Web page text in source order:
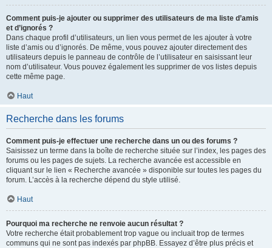
Comment puis-je ajouter ou supprimer des utilisateurs de ma liste d’amis
et d’ignorés ?
Dans chaque profil d’utilisateurs, un lien vous permet de les ajouter à votre
liste d’amis ou d’ignorés. De même, vous pouvez ajouter directement des
utilisateurs depuis le panneau de contrôle de l’utilisateur en saisissant leur
nom d’utilisateur. Vous pouvez également les supprimer de vos listes depuis
cette même page.
Haut
Recherche dans les forums
Comment puis-je effectuer une recherche dans un ou des forums ?
Saisissez un terme dans la boîte de recherche située sur l’index, les pages des
forums ou les pages de sujets. La recherche avancée est accessible en
cliquant sur le lien « Recherche avancée » disponible sur toutes les pages du
forum. L’accès à la recherche dépend du style utilisé.
Haut
Pourquoi ma recherche ne renvoie aucun résultat ?
Votre recherche était probablement trop vague ou incluait trop de termes
communs qui ne sont pas indexés par phpBB. Essayez d’être plus précis et